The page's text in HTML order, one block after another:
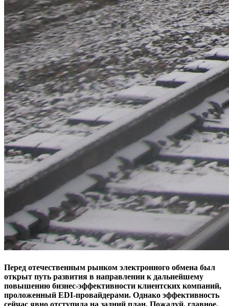
Перед отечественным рынком электронного обмена был
открыт путь развития в направлении к дальнейшему
повышению бизнес-эффективности клиентских компаний,
проложенный EDI-провайдерами. Однако эффективность